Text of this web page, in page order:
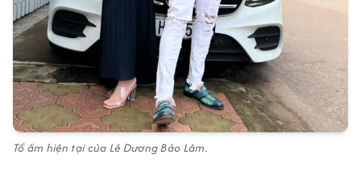
Tổ ấm hiện tại của Lê Dương Bảo Lâm.